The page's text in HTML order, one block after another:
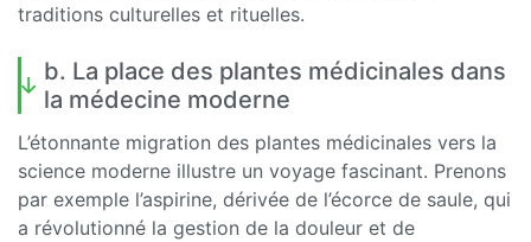
traditions culturelles et rituelles.
b. La place des plantes médicinales dans
la médecine moderne
L’étonnante migration des plantes médicinales vers la
science moderne illustre un voyage fascinant. Prenons
par exemple l’aspirine, dérivée de l’écorce de saule, qui
a révolutionné la gestion de la douleur et de